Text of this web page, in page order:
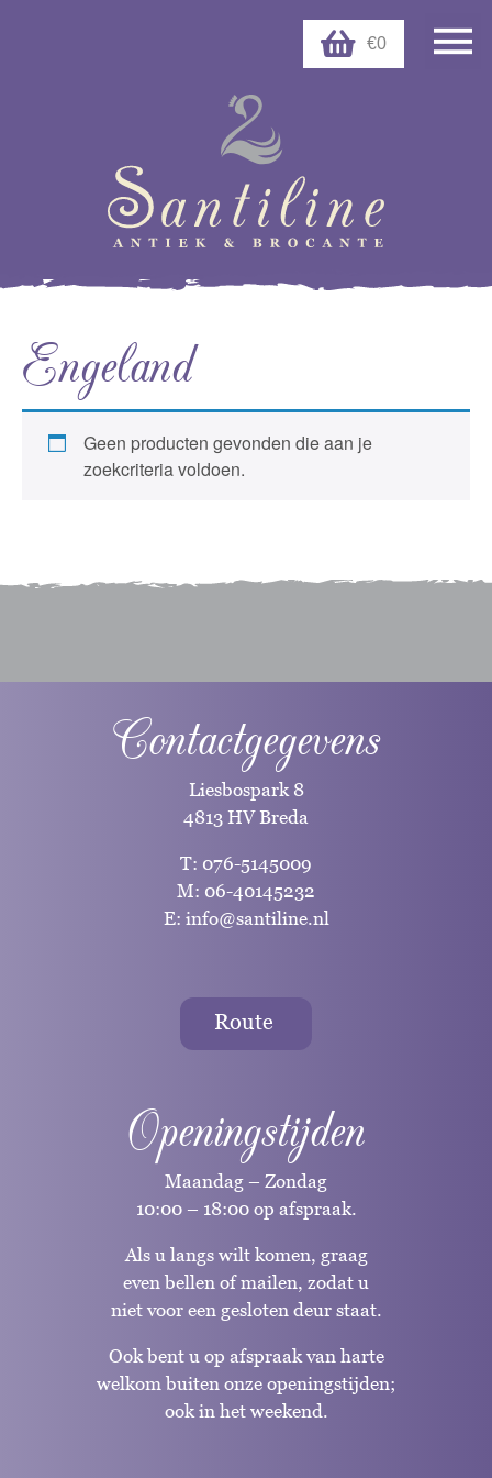
€0
Engeland
Geen producten gevonden die aan je
zoekcriteria voldoen.
Contactgegevens
Liesbospark 8
4813 HV Breda
T: 076-5145009
M: 06-40145232
E: info@santiline.nl
Route
Openingstijden
Maandag – Zondag
10:00 – 18:00 op afspraak.
Als u langs wilt komen, graag
even bellen of mailen, zodat u
niet voor een gesloten deur staat.
Ook bent u op afspraak van harte
welkom buiten onze openingstijden;
ook in het weekend.